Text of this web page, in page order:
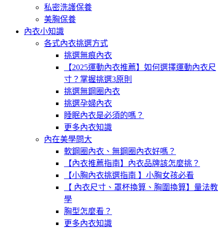
私密洗護保養
美胸保養
內衣小知識
各式內衣挑選方式
挑選無痕內衣
【2025運動內衣推薦】如何選擇運動內衣尺
寸？掌握挑選3原則
挑選無鋼圈內衣
挑選孕婦內衣
睡眠內衣是必須的嗎？
更多內衣知識
內在美學問大
軟鋼圈內衣、無鋼圈內衣好嗎？
【內衣推薦指南】內衣品牌該怎麼挑？
【小胸內衣挑選指南 】小胸女孩必看
【 內衣尺寸、罩杯換算、胸圍換算】量法教
學
胸型怎麼看？
更多內衣知識